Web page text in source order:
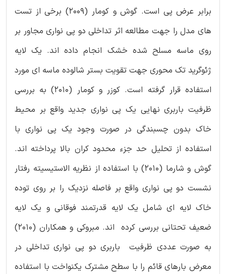
برابر عرض پی است. گوش و کومار (2009) برخی از تست
های مدل را جهت مطالعه اثر تداخلی دو پی نواری مجاور بر
روی ماسه مسلح شده خشک انجام داده اند. یک لایه
ژئوگرید تک محوری جهت تقویت بستر شالوده ماسه ای مورد
استفاده قرار گرفته است. کوزر و کومار (2010) به بررسی
ظرفیت باربری نهایی یک پی نواری جدید واقع بر محیط
خاک بدون چسبندگی در صورت وجود یک پی نواری با
استفاده از تحلیل حد جزء محدود کران بالا پرداخته اند.
گوش و شارما (2010) با استفاده از نظریه الاستیسیته رفتار
نشست دو پی نواری واقع بر فاصله نزدیک را بر روی توده
خاک لایه ای شامل یک لایه قدرتمند فوقانی و یک لایه
ضعیف تحتانی بررسی کرده اند. مبروکی و همکاران (2010)
به صورت عددی ظرفیت باربری دو پی نواری تداخلی در
معرض بارهای قائم را با سطح مشترک یکنواخت با استفاده